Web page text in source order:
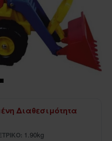
Διαθεσιμότητα
1.90kg